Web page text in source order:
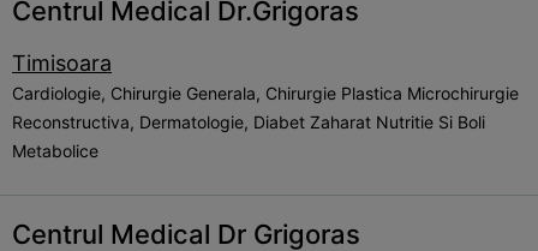
Centrul Medical Dr.Grigoras
Timisoara
Cardiologie, Chirurgie Generala, Chirurgie Plastica Microchirurgie
Reconstructiva, Dermatologie, Diabet Zaharat Nutritie Si Boli
Metabolice
Centrul Medical Dr Grigoras